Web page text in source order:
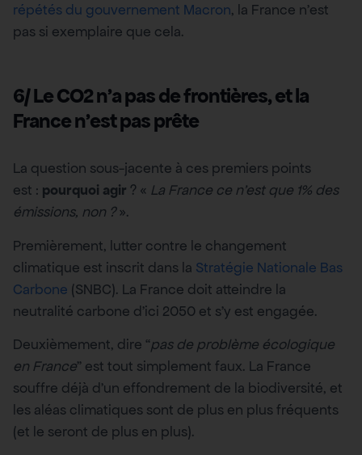
répétés du gouvernement Macron, la France n’est
pas si exemplaire que cela.
6/ Le CO2 n’a pas de frontières, et la
France n’est pas prête
La question sous-jacente à ces premiers points
est : pourquoi agir ? « La France ce n’est que 1% des
émissions, non ?».
Premièrement, lutter contre le changement
climatique est inscrit dans la Stratégie Nationale Bas
Carbone (SNBC). La France doit atteindre la
neutralité carbone d’ici 2050 et s’y est engagée.
Deuxièmement, dire “pas de problème écologique
en France” est tout simplement faux. La France
souffre déjà d’un effondrement de la biodiversité, et
les aléas climatiques sont de plus en plus fréquents
(et le seront de plus en plus).